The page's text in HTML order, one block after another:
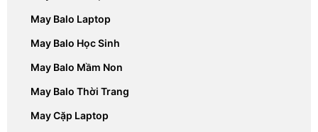
May Balo Laptop
May Balo Học Sinh
May Balo Mầm Non
May Balo Thời Trang
May Cặp Laptop